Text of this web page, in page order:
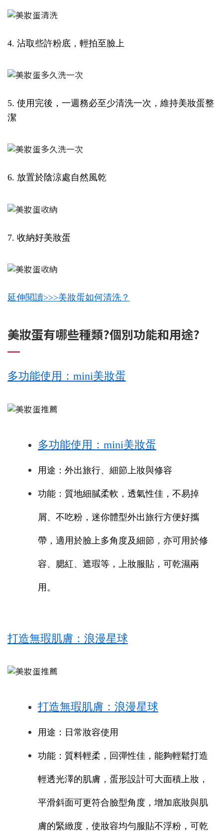
4. 沾取些許粉底，輕拍至臉上
5. 使用完後，一週務必至少清洗一次，維持美妝蛋整
潔
6. 放置於陰涼處自然風乾
7. 收納好美妝蛋
延伸閱讀>>>美妝蛋如何清洗？
美妝蛋有哪些種類?個別功能和用途?
多功能使用：mini美妝蛋
多功能使用：mini美妝蛋
用途：外出旅行、細節上妝與修容
功能：質地細膩柔軟，透氣性佳，不易掉
屑、不吃粉，迷你體型外出旅行方便好攜
帶，適用於臉上多角度及細節，亦可用於修
容、腮紅、遮瑕等，上妝服貼，可乾濕兩
用。
打造無瑕肌膚：浪漫星球
打造無瑕肌膚：浪漫星球
用途：日常妝容使用
功能：質料輕柔，回彈性佳，能夠輕鬆打造
輕透光澤的肌膚，蛋形設計可大面積上妝，
平滑斜面可更符合臉型角度，增加底妝與肌
膚的緊緻度，使妝容均勻服貼不浮粉，可乾